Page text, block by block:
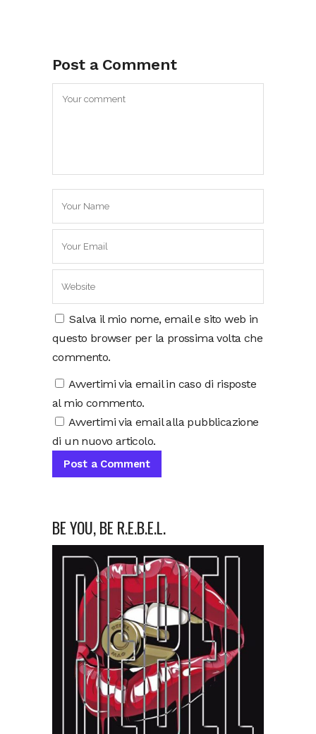
Post a Comment
Salva il mio nome, email e sito web in
questo browser per la prossima volta che
commento.
Avvertimi via email in caso di risposte
al mio commento.
Avvertimi via email alla pubblicazione
di un nuovo articolo.
BE YOU, BE R.E.B.E.L.